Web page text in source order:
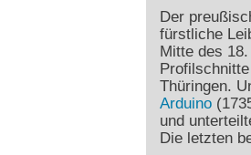
Der
fürstliche
Mitte des
Thüringen.
Arduino
und
Die letzten